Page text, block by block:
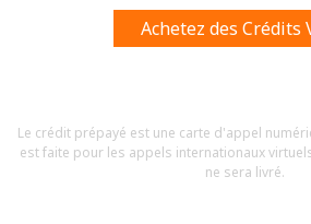
Restez en contact pour obtenir nos
Achetez des Crédits
Le crédit prépayé est une carte d'appel
est faite pour les appels internationaux
ne sera livré.